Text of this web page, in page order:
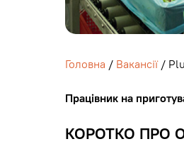
Головна / Вакансії/
Працівник на
КОРОТКО ПРО